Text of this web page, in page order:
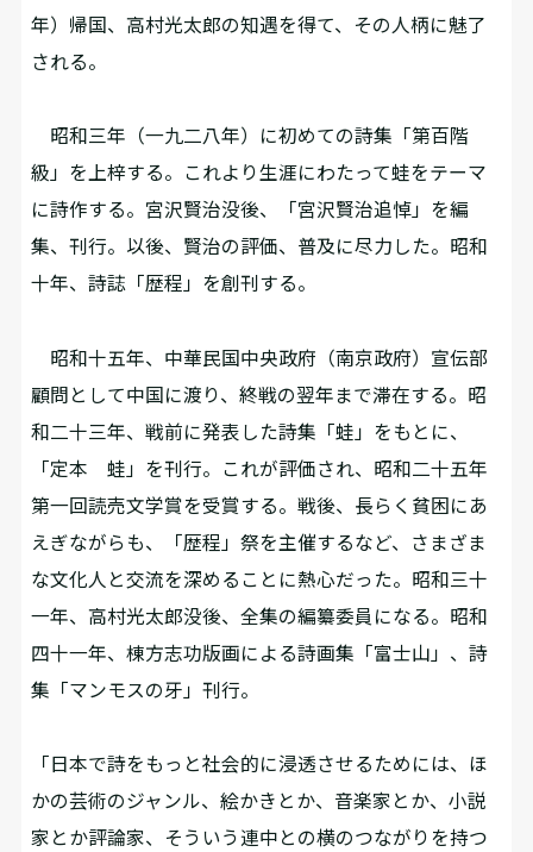
年）帰国、高村光太郎の知遇を得て、その人柄に魅了
される。
昭和三年（一九二八年）に初めての詩集「第百階
級」を上梓する。これより生涯にわたって蛙をテーマ
に詩作する。宮沢賢治没後、「宮沢賢治追悼」を編
集、刊行。以後、賢治の評価、普及に尽力した。昭和
十年、詩誌「歴程」を創刊する。
昭和十五年、中華民国中央政府（南京政府）宣伝部
顧問として中国に渡り、終戦の翌年まで滞在する。昭
和二十三年、戦前に発表した詩集「蛙」をもとに、
「定本 蛙」を刊行。これが評価され、昭和二十五年
第一回読売文学賞を受賞する。戦後、長らく貧困にあ
えぎながらも、「歴程」祭を主催するなど、さまざま
な文化人と交流を深めることに熱心だった。昭和三十
一年、高村光太郎没後、全集の編纂委員になる。昭和
四十一年、棟方志功版画による詩画集「富士山」、詩
集「マンモスの牙」刊行。
「日本で詩をもっと社会的に浸透させるためには、ほ
かの芸術のジャンル、絵かきとか、音楽家とか、小説
家とか評論家、そういう連中との横のつながりを持つ